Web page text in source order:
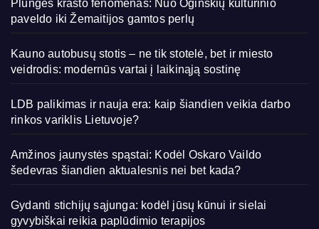
Plungės krašto fenomenas: Nuo Oginskių kultūrinio
paveldo iki Žemaitijos gamtos perlų
Kauno autobusų stotis – ne tik stotelė, bet ir miesto
veidrodis: modernūs vartai į laikinąją sostinę
LDB palikimas ir nauja era: kaip šiandien veikia darbo
rinkos variklis Lietuvoje?
Amžinos jaunystės spąstai: Kodėl Oskaro Vaildo
šedevras šiandien aktualesnis nei bet kada?
Gydanti stichijų sąjunga: kodėl jūsų kūnui ir sielai
gyvybiškai reikia paplūdimio terapijos